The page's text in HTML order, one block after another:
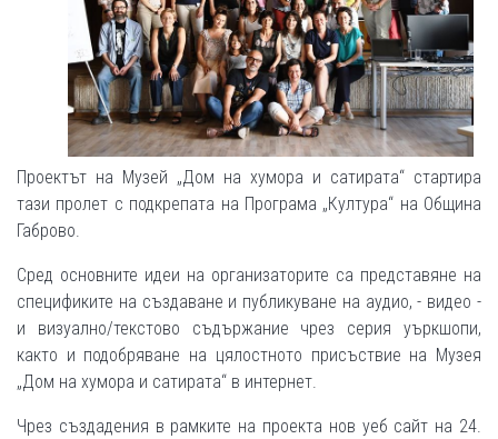
Проектът на Музей „Дом на хумора и сатирата“ стартира
тази пролет с подкрепата на Програма „Култура“ на Община
Габрово.
Сред основните идеи на организаторите са представяне на
спецификите на създаване и публикуване на аудио, - видео -
и визуално/текстово съдържание чрез серия уъркшопи,
както и подобряване на цялостното присъствие на Музея
„Дом на хумора и сатирата“ в интернет.
Чрез създадения в рамките на проекта нов уеб сайт на 24.